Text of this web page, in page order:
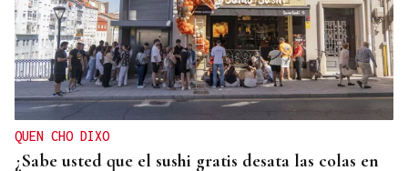
CRISIS HUMANITARIA
El Instituto de Medicina Legal de Ceuta recibe los
cuerpos de los 80 migrantes fallecidos
QUEN CHO DIXO
¿Sabe usted que el sushi gratis desata las colas en